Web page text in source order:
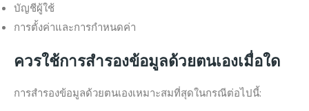
บัญชีผู้ใช้
การตั้งค่าและการกำหนดค่า
ควรใช้การสำรองข้อมูลด้วยตนเองเมื่อใด
การสำรองข้อมูลด้วยตนเองเหมาะสมที่สุดในกรณีต่อไปนี้: